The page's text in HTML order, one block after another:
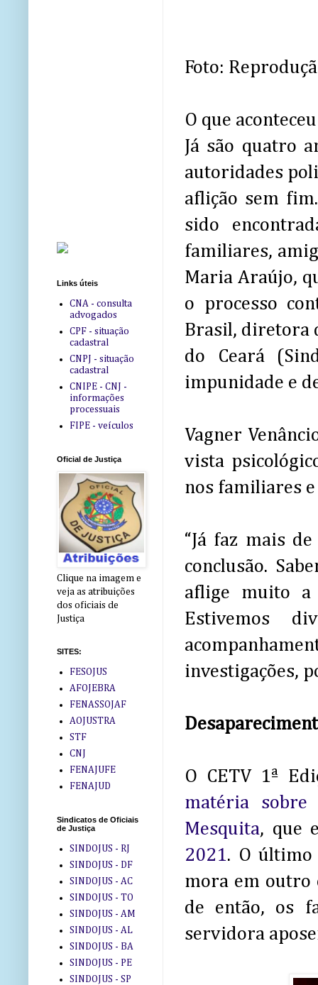
Foto:
O que
Já são quatro
autoridades
aflição sem
sido
familiares,
Maria Araújo,
o processo
Brasil, diretora
do Ceará
impunidade e
Vagner
vista
nos familiares
“Já faz mais
conclusão.
aflige muito a
Estivemos
investigações,
O CETV 1ª
matéria
Mesquita, que
2021. O último
mora em outro
de então, os
servidora
Links úteis
CNA - consulta
advogados
CPF - situação
cadastral
CNPJ - situação
cadastral
CNIPE - CNJ -
informações
processuais
FIPE - veículos
Oficial de Justiça
Clique na imagem e
veja as atribuições
dos oficiais de
Justiça
SITES:
FESOJUS
AFOJEBRA
FENASSOJAF
AOJUSTRA
STF
CNJ
FENAJUFE
FENAJUD
Sindicatos de Oficiais
de Justiça
SINDOJUS - RJ
SINDOJUS - DF
SINDOJUS - AC
SINDOJUS - TO
SINDOJUS - AM
SINDOJUS - AL
SINDOJUS - BA
SINDOJUS - PE
SINDOJUS - SP